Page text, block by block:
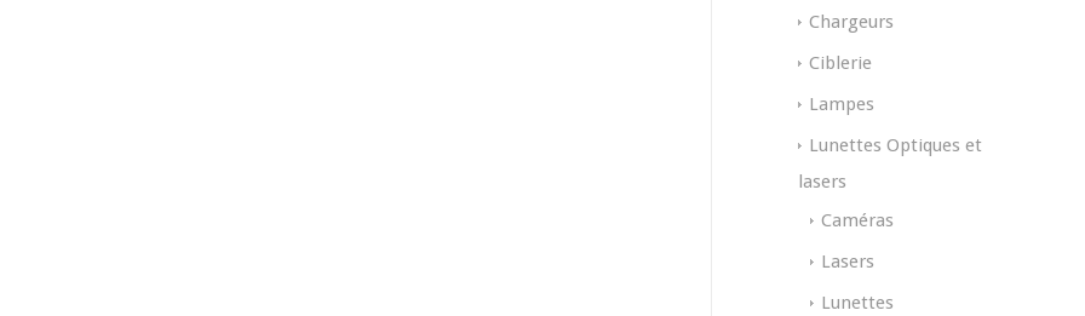
Chargeurs
Ciblerie
Lampes
Lunettes Optiques et
lasers
Caméras
Lasers
Lunettes